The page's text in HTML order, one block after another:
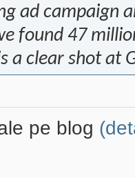
ad campaign
found 47
a clear shot at
pe blog